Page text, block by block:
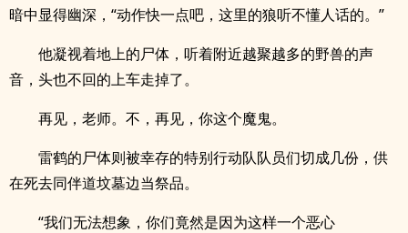
暗中显得幽深，“动作快一点吧，这里的狼听不懂人话的。”
他凝视着地上的尸体，听着附近越聚越多的野兽的声
音，头也不回的上车走掉了。
再见，老师。不，再见，你这个魔鬼。
雷鹤的尸体则被幸存的特别行动队队员们切成几份，供
在死去同伴道坟墓边当祭品。
“我们无法想象，你们竟然是因为这样一个恶心